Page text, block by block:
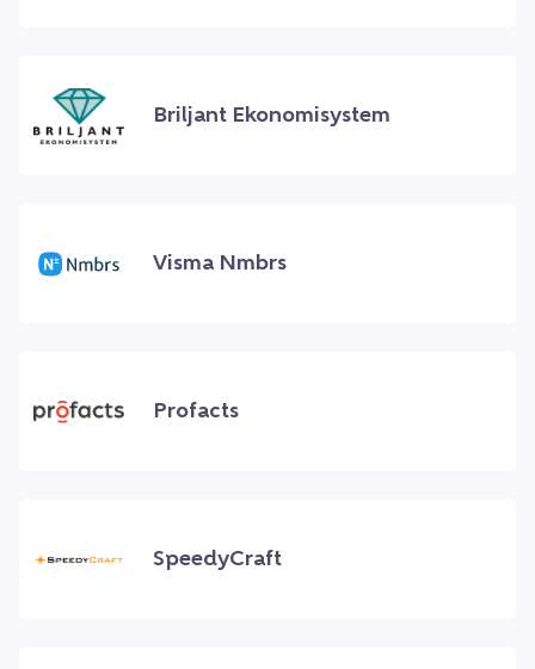
Briljant Ekonomisystem
Visma Nmbrs
Profacts
SpeedyCraft